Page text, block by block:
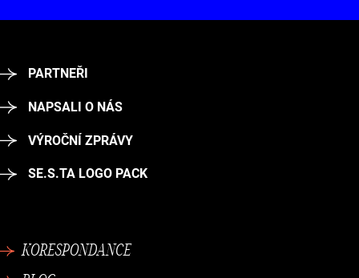
PARTNEŘI
NAPSALI O NÁS
VÝROČNÍ ZPRÁVY
SE.S.TA LOGO PACK
KORESPONDANCE